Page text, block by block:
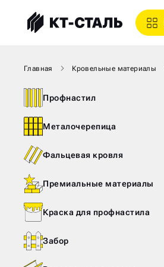
Главная Кровельные материалы
Профнастил
Металочерепица
Фальцевая кровля
Премиальные материалы
Краска для профнастила
Забор